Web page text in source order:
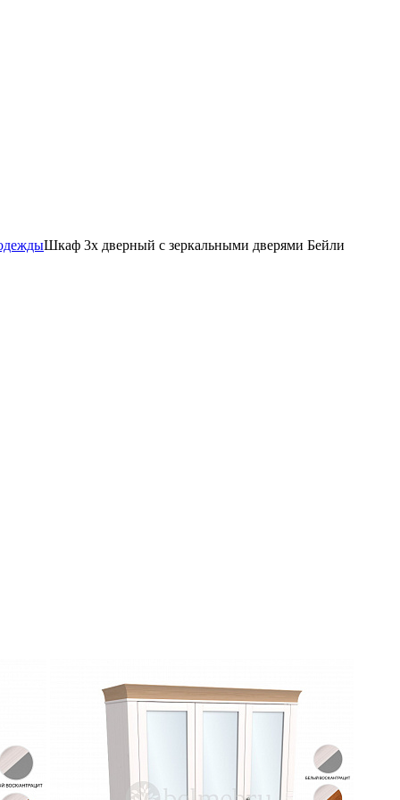
Шкаф 3х дверный с зеркальными дверями Бейли